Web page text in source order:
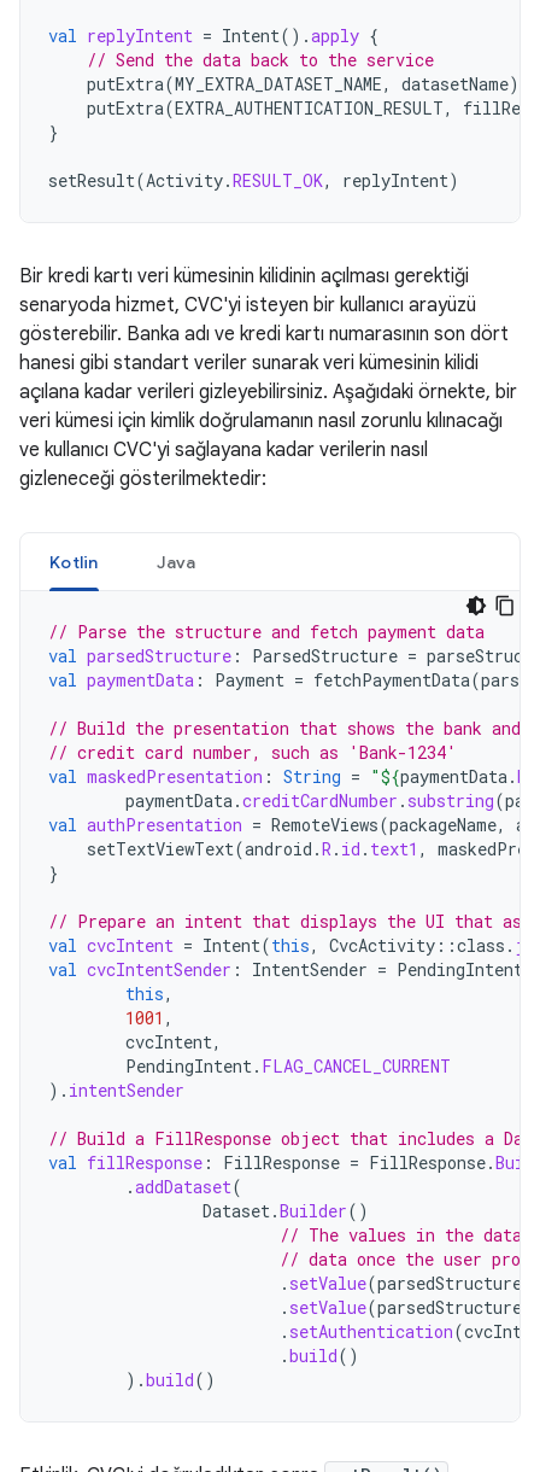
val replyIntent = Intent().apply {
// Send the data back to the service
putExtra(MY_EXTRA_DATASET_NAME, datasetName)
putExtra(EXTRA_AUTHENTICATION_RESULT,
}
setResult(Activity.RESULT_OK, replyIntent)
Bir kredi kartı veri kümesinin kilidinin açılması gerektiği
senaryoda hizmet, CVC'yi isteyen bir kullanıcı arayüzü
gösterebilir. Banka adı ve kredi kartı numarasının son dört
hanesi gibi standart veriler sunarak veri kümesinin kilidi
açılana kadar verileri gizleyebilirsiniz. Aşağıdaki örnekte, bir
veri kümesi için kimlik doğrulamanın nasıl zorunlu kılınacağı
ve kullanıcı CVC'yi sağlayana kadar verilerin nasıl
gizleneceği gösterilmektedir:
Kotlin Java
// Parse the structure and fetch payment data
val parsedStructure : ParsedStructure =
val paymentData : Payment = fetchPaymentData(
// Build the presentation that shows the bank
// credit card number, such as 'Bank-1234'
val maskedPresentation : String = "${paymentData.
paymentData.creditCardNumber . substring(
val authPresentation = RemoteViews(packageName,
setTextViewText(android .R . id . text1 ,
}
// Prepare an intent that displays the UI that
val cvcIntent = Intent(this, CvcActivity ::class .
val cvcIntentSender : IntentSender = PendingIntent
this,
1001 ,
cvcIntent,
PendingIntent. FLAG_CANCEL_CURRENT
). intentSender
// Build a FillResponse object that includes a
val fillResponse : FillResponse = FillResponse.
.addDataset(
Dataset.Builder()
// The values in the
// data once the user
. setValue(parsedStructure
. setValue(parsedStructure
. setAuthentication(
.build()
).build()